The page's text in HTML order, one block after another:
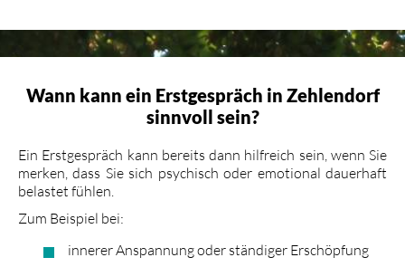
Wann kann ein Erstgespräch in Zehlendorf
sinnvoll sein?
Ein Erstgespräch kann bereits dann hilfreich sein, wenn Sie
merken, dass Sie sich psychisch oder emotional dauerhaft
belastet fühlen.
Zum Beispiel bei:
innerer Anspannung oder ständiger Erschöpfung